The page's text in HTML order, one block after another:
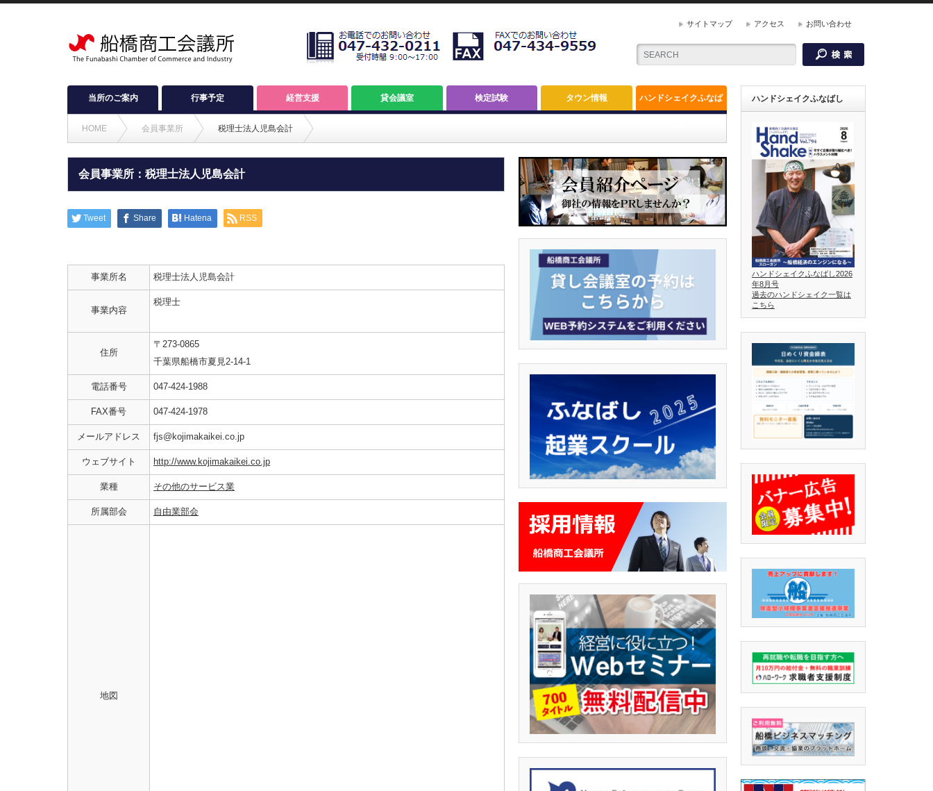
サイトマップ アクセス お問い合わせ
当所のご案内 行事予定 経営支援 貸会議室 検定試験 タウン情報 ハンドシェイクふなば
HOME 会員事業所 税理士法人児島会計
会員事業所：税理士法人児島会計
Tweet Share Hatena RSS
事業所名 税理士法人児島会計
事業内容
税理士
住所
〒273-0865
千葉県船橋市夏見2-14-1
電話番号 047-424-1988
FAX番号 047-424-1978
メールアドレス fjs@kojimakaikei.co.jp
ウェブサイト http://www.kojimakaikei.co.jp
業種 その他のサービス業
所属部会 自由業部会
地図
ハンドシェイクふなばし
ハンドシェイクふなばし2026
年8月号
過去のハンドシェイク一覧は
こちら